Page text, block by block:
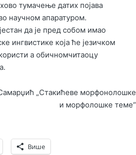
тумачење датих појава
научном апаратуром.
да је пред собом имао
ингвистике која ће језичком
а обичномчитаоцу
„Стакићеве морфонолошке
и морфолошке теме“
Више